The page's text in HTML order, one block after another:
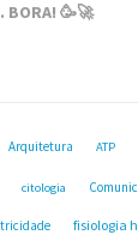
BORA! 🥳🚀
Arquitetura ATP
citologia
fisiologia